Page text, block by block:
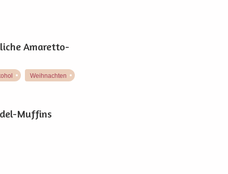
Amaretto-
Weihnachten
Muffins